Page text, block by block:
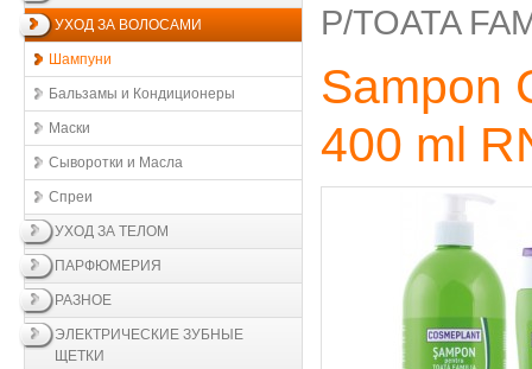
УХОД ЗА ВОЛОСАМИ
Шампуни
Бальзамы и Кондиционеры
Маски
Сыворотки и Масла
Спреи
УХОД ЗА ТЕЛОМ
ПАРФЮМЕРИЯ
РАЗНОЕ
ЭЛЕКТРИЧЕСКИЕ ЗУБНЫЕ
ЩЕТКИ
P/TOATA
Sampon
400 ml